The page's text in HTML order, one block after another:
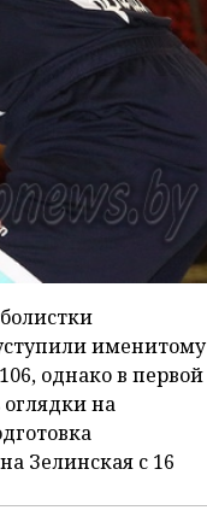
именитому
однако в первой
на
Зелинская с 16